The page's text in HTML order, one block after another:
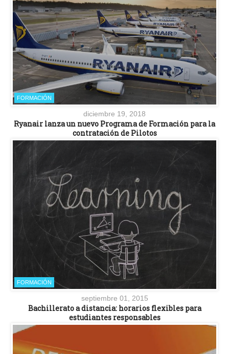
FORMACIÓN
diciembre 19, 2018
Ryanair lanza un nuevo Programa de Formación para la
contratación de Pilotos
FORMACIÓN
septiembre 01, 2015
Bachillerato a distancia: horarios flexibles para
estudiantes responsables